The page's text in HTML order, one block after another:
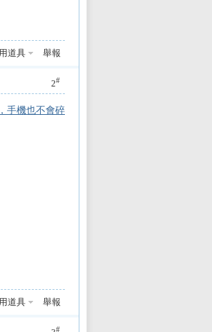
道具 舉報
2#
手機也不會碎
道具 舉報
#